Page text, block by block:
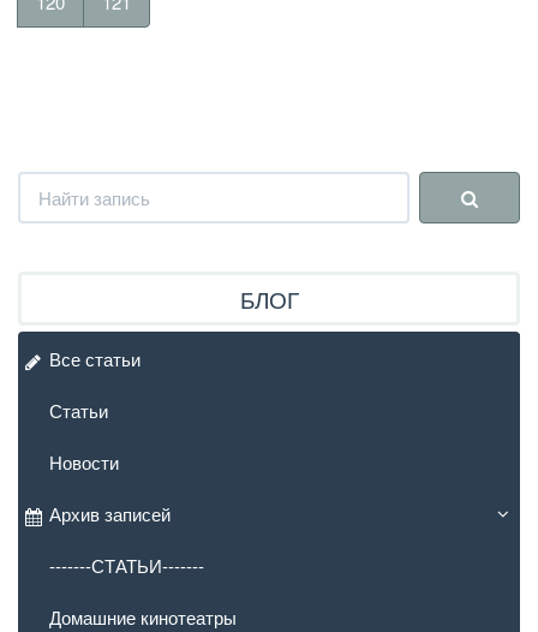
БЛОГ
Все статьи
Статьи
Новости
Архив записей
-------СТАТЬИ-------
Домашние кинотеатры